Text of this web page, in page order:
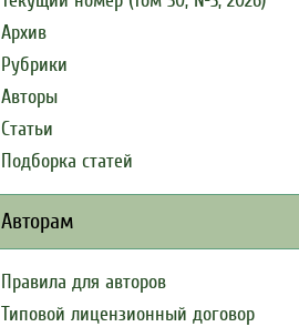
Архив
Рубрики
Авторы
Статьи
Подборка статей
Авторам
Правила для авторов
Типовой лицензионный договор